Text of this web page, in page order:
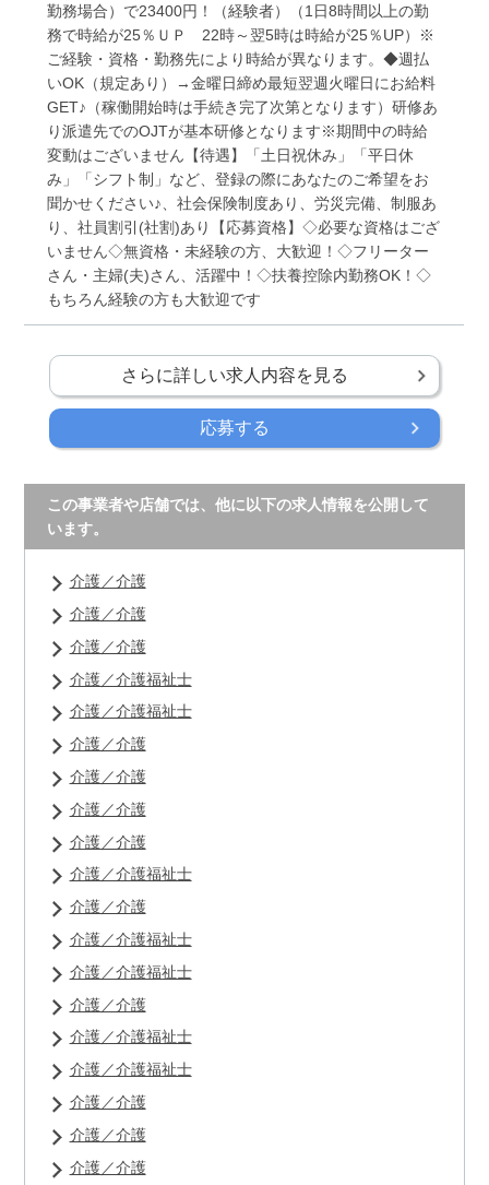
勤務場合）で23400円！（経験者）（1日8時間以上の勤
務で時給が25％ＵＰ 22時～翌5時は時給が25％UP）※
ご経験・資格・勤務先により時給が異なります。◆週払
いOK（規定あり）→金曜日締め最短翌週火曜日にお給料
GET♪（稼働開始時は手続き完了次第となります）研修あ
り派遣先でのOJTが基本研修となります※期間中の時給
変動はございません【待遇】「土日祝休み」「平日休
み」「シフト制」など、登録の際にあなたのご希望をお
聞かせください♪、社会保険制度あり、労災完備、制服あ
り、社員割引(社割)あり【応募資格】◇必要な資格はござ
いません◇無資格・未経験の方、大歓迎！◇フリーター
さん・主婦(夫)さん、活躍中！◇扶養控除内勤務OK！◇
もちろん経験の方も大歓迎です
さらに詳しい求人内容を見る
応募する
この事業者や店舗では、他に以下の求人情報を公開して
います。
介護／介護
介護／介護
介護／介護
介護／介護福祉士
介護／介護福祉士
介護／介護
介護／介護
介護／介護
介護／介護
介護／介護福祉士
介護／介護
介護／介護福祉士
介護／介護福祉士
介護／介護
介護／介護福祉士
介護／介護福祉士
介護／介護
介護／介護
介護／介護